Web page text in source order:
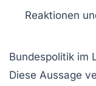
Reaktionen
Bundespolitik im
Diese Aussage